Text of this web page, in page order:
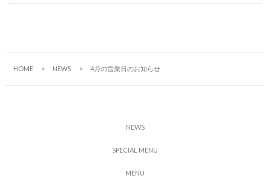
HOME NEWS 4月の営業日のお知らせ
NEWS
SPECIAL MENU
MENU